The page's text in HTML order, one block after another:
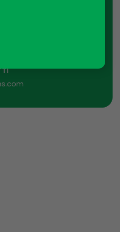
yasal bildirimde